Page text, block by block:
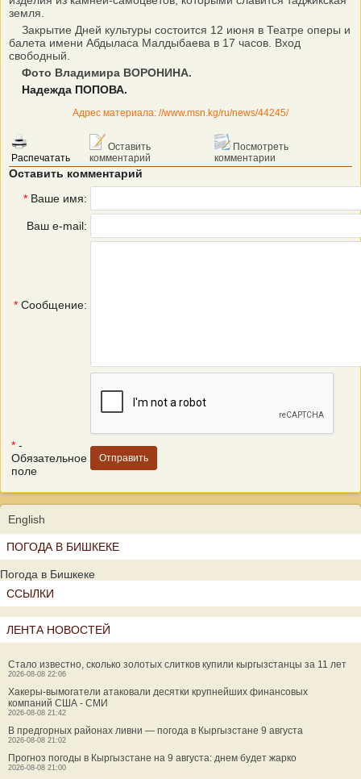
земля.
Закрытие Дней культуры состоится 12 июня в Театре оперы и
балета имени Абдыласа Малдыбаева в 17 часов. Вход
свободный.
Фото Владимира ВОРОНИНА.
Надежда ПОПОВА.
Адрес материала: //www.msn.kg/ru/news/44245/
Распечатать
Оставить
комментарий
Посмотреть
комментарии
Оставить комментарий
* Ваше имя:
Ваш e-mail:
* Сообщение:
* -
Обязательное
поле
English
ПОГОДА В БИШКЕКЕ
Погода в Бишкеке
ССЫЛКИ
ЛЕНТА НОВОСТЕЙ
Стало известно, сколько золотых слитков купили кыргызстанцы за 11 лет
2026-08-08 22:06
Хакеры-вымогатели атаковали десятки крупнейших финансовых
компаний США - СМИ
2026-08-08 21:42
В предгорных районах ливни — погода в Кыргызстане 9 августа
2026-08-08 21:02
Прогноз погоды в Кыргызстане на 9 августа: днем будет жарко
2026-08-08 21:00